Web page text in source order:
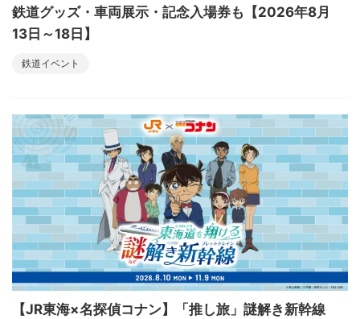
鉄道グッズ・車両展示・記念入場券も【2026年8月
13日～18日】
鉄道イベント
【JR東海×名探偵コナン】「推し旅」謎解き新幹線